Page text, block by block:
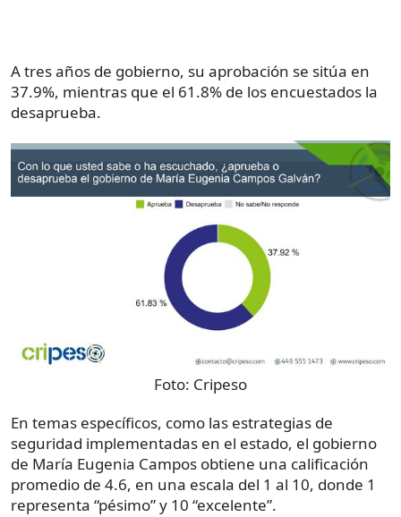
A tres años de gobierno, su aprobación se sitúa en
37.9%, mientras que el 61.8% de los encuestados la
desaprueba.
Foto: Cripeso
En temas específicos, como las estrategias de
seguridad implementadas en el estado, el gobierno
de María Eugenia Campos obtiene una calificación
promedio de 4.6, en una escala del 1 al 10, donde 1
representa “pésimo” y 10 “excelente”.